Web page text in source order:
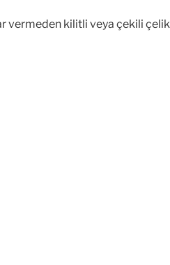
vermeden kilitli veya çekili çelik